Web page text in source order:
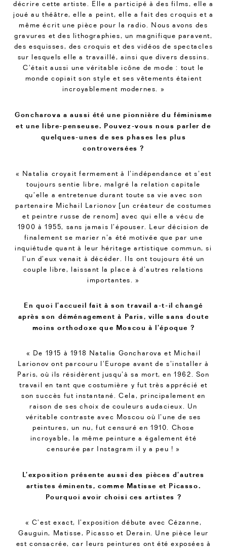
décrire cette artiste. Elle a participé à des films, elle a
joué au théâtre, elle a peint, elle a fait des croquis et a
même écrit une pièce pour la radio. Nous avons des
gravures et des lithographies, un magnifique paravent,
des esquisses, des croquis et des vidéos de spectacles
sur lesquels elle a travaillé, ainsi que divers dessins.
C’était aussi une véritable icône de mode : tout le
monde copiait son style et ses vêtements étaient
incroyablement modernes. »
Goncharova a aussi été une pionnière du féminisme
et une libre-penseuse. Pouvez-vous nous parler de
quelques-unes de ses phases les plus
controversées ?
« Natalia croyait fermement à l’indépendance et s’est
toujours sentie libre, malgré la relation capitale
qu’elle a entretenue durant toute sa vie avec son
partenaire Michail Larionov [un créateur de costumes
et peintre russe de renom] avec qui elle a vécu de
1900 à 1955, sans jamais l’épouser. Leur décision de
finalement se marier n’a été motivée que par une
inquiétude quant à leur héritage artistique commun, si
l’un d’eux venait à décéder. Ils ont toujours été un
couple libre, laissant la place à d’autres relations
importantes. »
En quoi l’accueil fait à son travail a-t-il changé
après son déménagement à Paris, ville sans doute
moins orthodoxe que Moscou à l’époque ?
« De 1915 à 1918 Natalia Goncharova et Michail
Larionov ont parcouru l’Europe avant de s’installer à
Paris, où ils résidèrent jusqu’à sa mort, en 1962. Son
travail en tant que costumière y fut très apprécié et
son succès fut instantané. Cela, principalement en
raison de ses choix de couleurs audacieux. Un
véritable contraste avec Moscou où l’une de ses
peintures, un nu, fut censuré en 1910. Chose
incroyable, la même peinture a également été
censurée par Instagram il y a peu ! »
L’exposition présente aussi des pièces d’autres
artistes éminents, comme Matisse et Picasso.
Pourquoi avoir choisi ces artistes ?
« C’est exact, l’exposition débute avec Cézanne,
Gauguin, Matisse, Picasso et Derain. Une pièce leur
est consacrée, car leurs peintures ont été exposées à